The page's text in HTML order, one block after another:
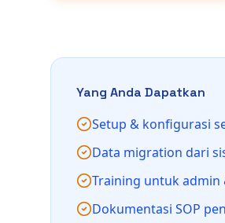
Yang Anda Dapatkan
Setup & konfigurasi
Data migration dari
Training untuk admin
Dokumentasi SOP